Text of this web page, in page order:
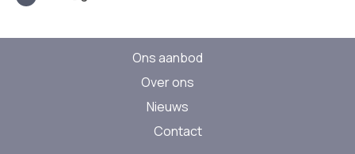
Ons aanbod
Over ons
Nieuws
Contact